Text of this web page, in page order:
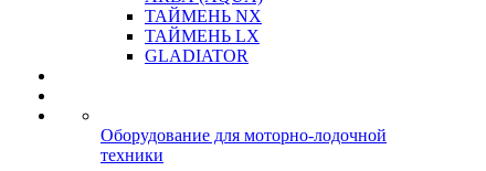
ТАЙМЕНЬ NX
ТАЙМЕНЬ LX
GLADIATOR
Оборудование для моторно-лодочной
техники